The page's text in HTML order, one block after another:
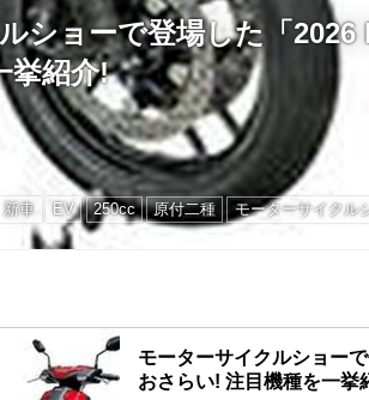
ショーで登場した「2026
挙紹介!
新車 EV 250cc 原付二種 モーターサイクル
モーターサイクルショー
おさらい! 注目機種を一挙